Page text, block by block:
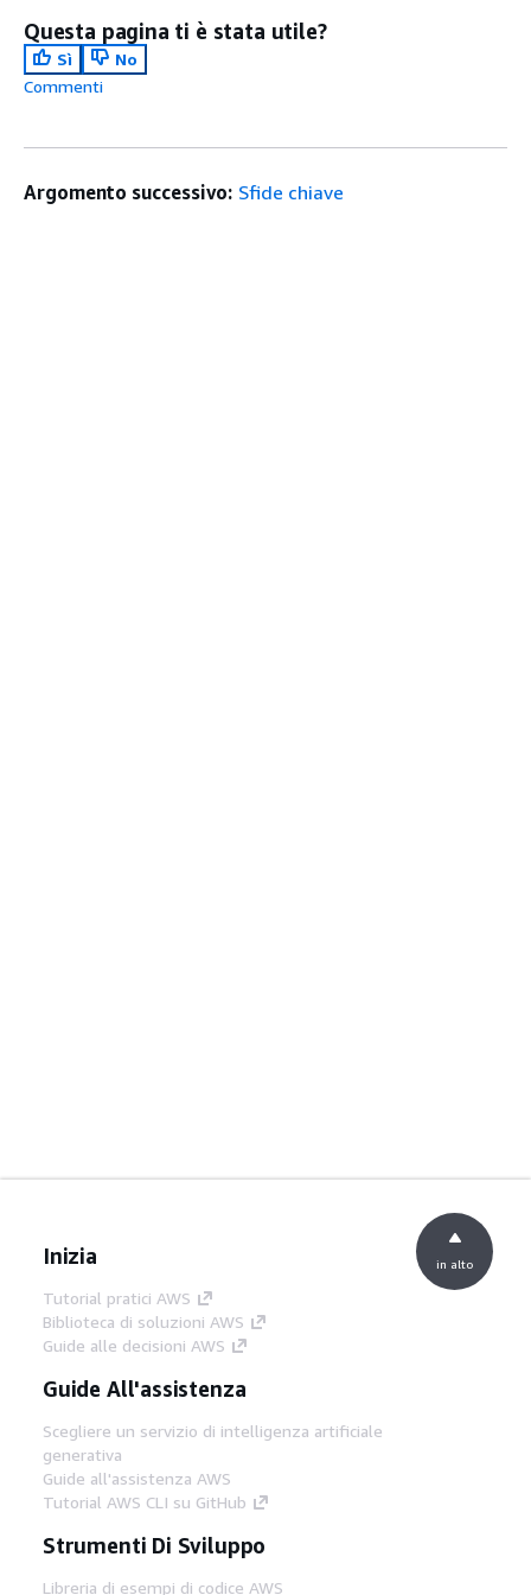
Questa pagina ti è stata utile?
Sì
No
Commenti
Argomento successivo: Sfide chiave
Inizia
Tutorial pratici AWS
Biblioteca di soluzioni AWS
Guide alle decisioni AWS
Guide All'assistenza
Scegliere un servizio di intelligenza artificiale
generativa
Guide all'assistenza AWS
Tutorial AWS CLI su GitHub
Strumenti Di Sviluppo
Libreria di esempi di codice AWS
in alto